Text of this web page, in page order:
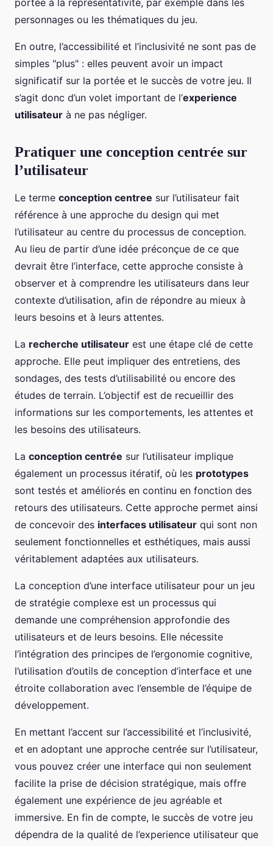
portée à la représentativité, par exemple dans les
personnages ou les thématiques du jeu.
En outre, l’accessibilité et l’inclusivité ne sont pas de
simples "plus" : elles peuvent avoir un impact
significatif sur la portée et le succès de votre jeu. Il
s’agit donc d’un volet important de l’experience
utilisateur à ne pas négliger.
Pratiquer une conception centrée sur
l’utilisateur
Le terme conception centree sur l’utilisateur fait
référence à une approche du design qui met
l’utilisateur au centre du processus de conception.
Au lieu de partir d’une idée préconçue de ce que
devrait être l’interface, cette approche consiste à
observer et à comprendre les utilisateurs dans leur
contexte d’utilisation, afin de répondre au mieux à
leurs besoins et à leurs attentes.
La recherche utilisateur est une étape clé de cette
approche. Elle peut impliquer des entretiens, des
sondages, des tests d’utilisabilité ou encore des
études de terrain. L’objectif est de recueillir des
informations sur les comportements, les attentes et
les besoins des utilisateurs.
La conception centrée sur l’utilisateur implique
également un processus itératif, où les prototypes
sont testés et améliorés en continu en fonction des
retours des utilisateurs. Cette approche permet ainsi
de concevoir des interfaces utilisateur qui sont non
seulement fonctionnelles et esthétiques, mais aussi
véritablement adaptées aux utilisateurs.
La conception d’une interface utilisateur pour un jeu
de stratégie complexe est un processus qui
demande une compréhension approfondie des
utilisateurs et de leurs besoins. Elle nécessite
l’intégration des principes de l’ergonomie cognitive,
l’utilisation d’outils de conception d’interface et une
étroite collaboration avec l’ensemble de l’équipe de
développement.
En mettant l’accent sur l’accessibilité et l’inclusivité,
et en adoptant une approche centrée sur l’utilisateur,
vous pouvez créer une interface qui non seulement
facilite la prise de décision stratégique, mais offre
également une expérience de jeu agréable et
immersive. En fin de compte, le succès de votre jeu
dépendra de la qualité de l’experience utilisateur que